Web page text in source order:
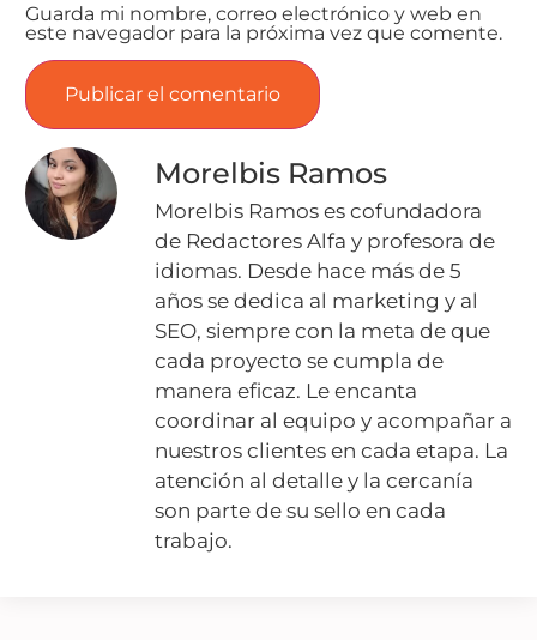
Guarda mi nombre, correo electrónico y web en
este navegador para la próxima vez que comente.
Morelbis Ramos
Morelbis Ramos es cofundadora
de Redactores Alfa y profesora de
idiomas. Desde hace más de 5
años se dedica al marketing y al
SEO, siempre con la meta de que
cada proyecto se cumpla de
manera eficaz. Le encanta
coordinar al equipo y acompañar a
nuestros clientes en cada etapa. La
atención al detalle y la cercanía
son parte de su sello en cada
trabajo.